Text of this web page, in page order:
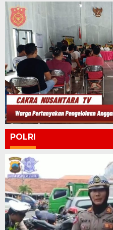
POLRI